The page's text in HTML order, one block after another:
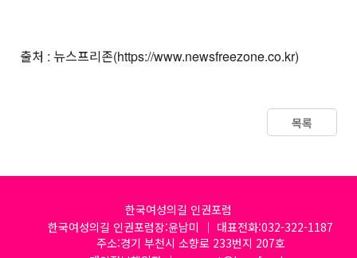
출처 : 뉴스프리존(https://www.newsfreezone.co.kr)
목록
한국여성의길 인권포럼
한국여성의길 인권포럼장:윤남미 │ 대표전화:032-322-1187
주소:경기 부천시 소향로 233번지 207호